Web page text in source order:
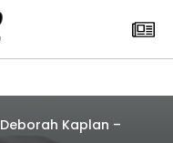
Deborah Kaplan –